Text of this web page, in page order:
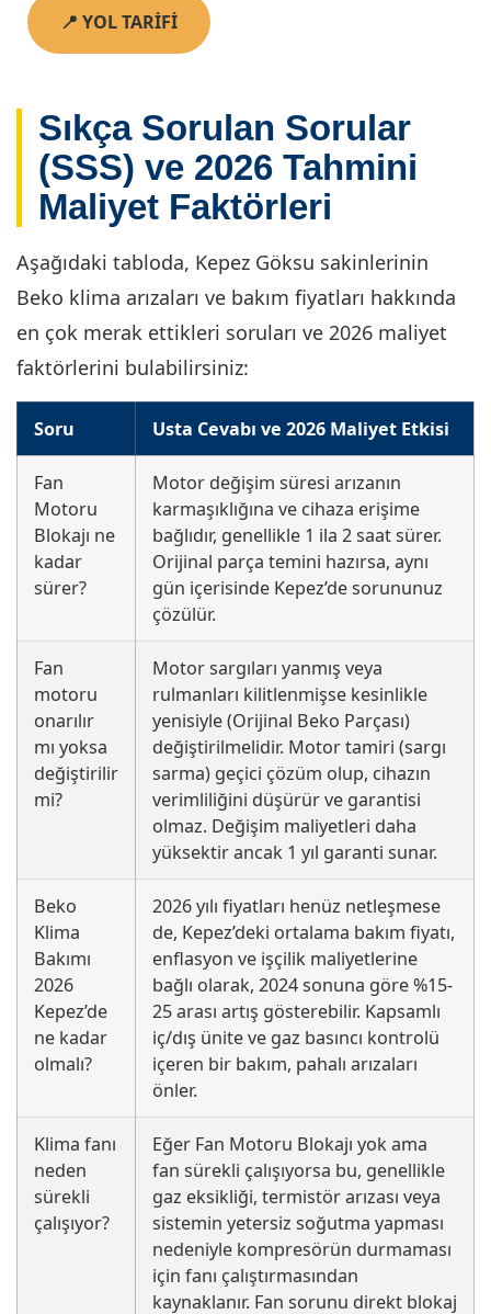
📍 YOL TARİFİ
Sıkça Sorulan Sorular
(SSS) ve 2026 Tahmini
Maliyet Faktörleri
Aşağıdaki tabloda, Kepez Göksu sakinlerinin
Beko klima arızaları ve bakım fiyatları hakkında
en çok merak ettikleri soruları ve 2026 maliyet
faktörlerini bulabilirsiniz:
Soru Usta Cevabı ve 2026 Maliyet Etkisi
Fan
Motoru
Blokajı ne
kadar
sürer?
Motor değişim süresi arızanın
karmaşıklığına ve cihaza erişime
bağlıdır, genellikle 1 ila 2 saat sürer.
Orijinal parça temini hazırsa, aynı
gün içerisinde Kepez’de sorununuz
çözülür.
Fan
motoru
onarılır
mı yoksa
değiştirilir
mi?
Motor sargıları yanmış veya
rulmanları kilitlenmişse kesinlikle
yenisiyle (Orijinal Beko Parçası)
değiştirilmelidir. Motor tamiri (sargı
sarma) geçici çözüm olup, cihazın
verimliliğini düşürür ve garantisi
olmaz. Değişim maliyetleri daha
yüksektir ancak 1 yıl garanti sunar.
Beko
Klima
Bakımı
2026
Kepez’de
ne kadar
olmalı?
2026 yılı fiyatları henüz netleşmese
de, Kepez’deki ortalama bakım fiyatı,
enflasyon ve işçilik maliyetlerine
bağlı olarak, 2024 sonuna göre %15-
25 arası artış gösterebilir. Kapsamlı
iç/dış ünite ve gaz basıncı kontrolü
içeren bir bakım, pahalı arızaları
önler.
Klima fanı
neden
sürekli
çalışıyor?
Eğer Fan Motoru Blokajı yok ama
fan sürekli çalışıyorsa bu, genellikle
gaz eksikliği, termistör arızası veya
sistemin yetersiz soğutma yapması
nedeniyle kompresörün durmaması
için fanı çalıştırmasından
kaynaklanır. Fan sorunu direkt blokaj